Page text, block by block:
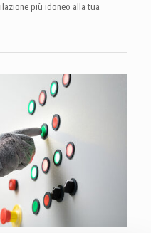
più idoneo alla tua